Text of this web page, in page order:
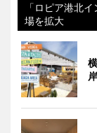
「ロピア港北
場を拡大